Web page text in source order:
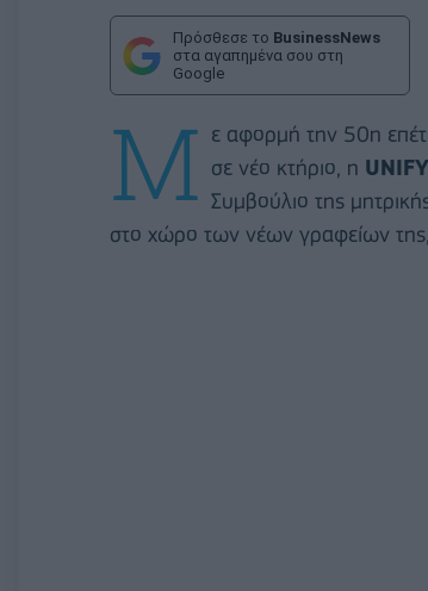
Πρόσθεσε το BusinessNews
στα αγαπημένα σου στη
Google
Μ ε αφορμή την 50η
σε νέο κτήριο, η
Συμβούλιο της
στο χώρο των νέων γραφείων της,